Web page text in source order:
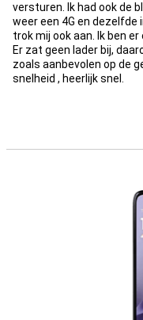
versturen. Ik had ook de
weer een 4G en dezelfde
trok mij ook aan. Ik ben er
Er zat geen lader bij,
zoals aanbevolen op de
snelheid , heerlijk snel.